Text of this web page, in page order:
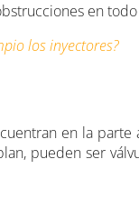
en
los inyectores?
en la parte
pueden ser